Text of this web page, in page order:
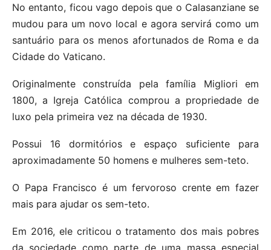
No entanto, ficou vago depois que o Calasanziane se
mudou para um novo local e agora servirá como um
santuário para os menos afortunados de Roma e da
Cidade do Vaticano.
Originalmente construída pela família Migliori em
1800, a Igreja Católica comprou a propriedade de
luxo pela primeira vez na década de 1930.
Possui 16 dormitórios e espaço suficiente para
aproximadamente 50 homens e mulheres sem-teto.
O Papa Francisco é um fervoroso crente em fazer
mais para ajudar os sem-teto.
Em 2016, ele criticou o tratamento dos mais pobres
da sociedade como parte de uma massa especial